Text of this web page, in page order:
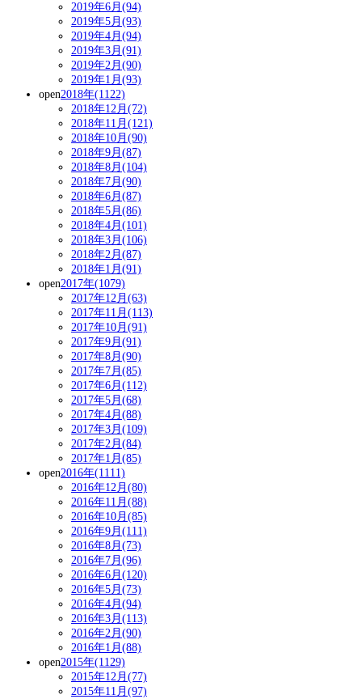
2019年6月(94)
2019年5月(93)
2019年4月(94)
2019年3月(91)
2019年2月(90)
2019年1月(93)
open2018年(1122)
2018年12月(72)
2018年11月(121)
2018年10月(90)
2018年9月(87)
2018年8月(104)
2018年7月(90)
2018年6月(87)
2018年5月(86)
2018年4月(101)
2018年3月(106)
2018年2月(87)
2018年1月(91)
open2017年(1079)
2017年12月(63)
2017年11月(113)
2017年10月(91)
2017年9月(91)
2017年8月(90)
2017年7月(85)
2017年6月(112)
2017年5月(68)
2017年4月(88)
2017年3月(109)
2017年2月(84)
2017年1月(85)
open2016年(1111)
2016年12月(80)
2016年11月(88)
2016年10月(85)
2016年9月(111)
2016年8月(73)
2016年7月(96)
2016年6月(120)
2016年5月(73)
2016年4月(94)
2016年3月(113)
2016年2月(90)
2016年1月(88)
open2015年(1129)
2015年12月(77)
2015年11月(97)